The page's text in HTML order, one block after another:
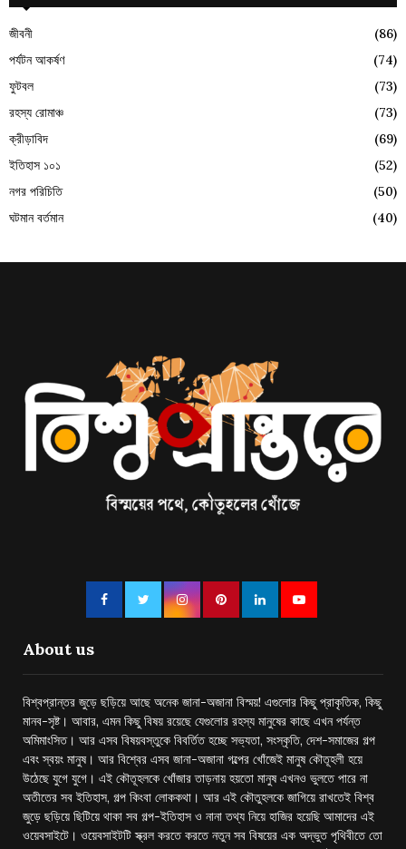
জীবনী
(86)
পর্যটন আকর্ষণ
(74)
ফুটবল
(73)
রহস্য রোমাঞ্চ
(73)
ক্রীড়াবিদ
(69)
ইতিহাস ১০১
(52)
নগর পরিচিতি
(50)
ঘটমান বর্তমান
(40)
About us
বিশ্বপ্রান্তর জুড়ে ছড়িয়ে আছে অনেক জানা-অজানা বিস্ময়! এগুলোর কিছু প্রাকৃতিক, কিছু
মানব-সৃষ্ট। আবার, এমন কিছু বিষয় রয়েছে যেগুলোর রহস্য মানুষের কাছে এখন পর্যন্ত
অমিমাংসিত। আর এসব বিষয়বস্তুকে বিবর্তিত হচ্ছে সভ্যতা, সংস্কৃতি, দেশ-সমাজের গল্প
এবং স্বয়ং মানুষ। আর বিশ্বের এসব জানা-অজানা গল্পের খোঁজেই মানুষ কৌতূহলী হয়ে
উঠেছে যুগে যুগে। এই কৌতূহলকে খোঁজার তাড়নায় হয়তো মানুষ এখনও ভুলতে পারে না
অতীতের সব ইতিহাস, গল্প কিংবা লোককথা। আর এই কৌতুহলকে জাগিয়ে রাখতেই বিশ্ব
জুড়ে ছড়িয়ে ছিটিয়ে থাকা সব গল্প-ইতিহাস ও নানা তথ্য নিয়ে হাজির হয়েছি আমাদের এই
ওয়েবসাইটে। ওয়েবসাইটটি স্ক্রল করতে করতে নতুন সব বিষয়ের এক অদ্ভুত পৃথিবীতে তো